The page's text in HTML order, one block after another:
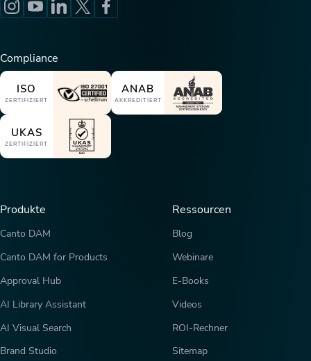
Compliance
ISO
ZERTIFIZIERT
ANAB
AKKREDITIERT
UKAS
ZERTIFIZIERT
Produkte
Canto DAM
Canto DAM for Products
Approval Hub
AI Library Assistant
AI Visual Search
Brand Studio
Ressourcen
Blog
Webinare
E-Books
Videos
ROI-Rechner
Sitemap